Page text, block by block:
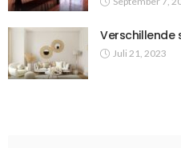
Verschillende
Juli 21, 2023